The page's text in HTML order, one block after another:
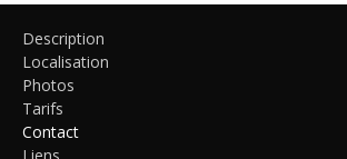
Description
Localisation
Photos
Tarifs
Contact